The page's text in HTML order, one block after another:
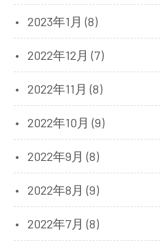
2023年1月 (8)
2022年12月 (7)
2022年11月 (8)
2022年10月 (9)
2022年9月 (8)
2022年8月 (9)
2022年7月 (8)